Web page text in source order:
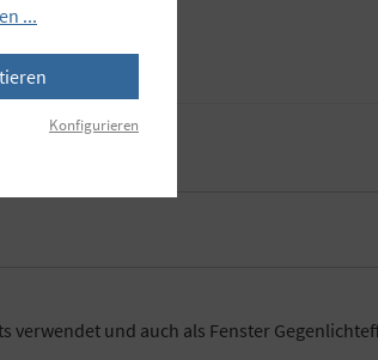
und auch als Fenster
...
Konfigurieren